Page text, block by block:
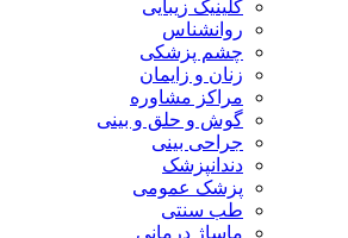
کلینیک زیبایی
روانشناس
چشم پزشکی
زنان و زایمان
مراکز مشاوره
گوش و حلق و بینی
جراحی بینی
دندانپزشک
پزشک عمومی
طب سنتی
ماساژ درمانی